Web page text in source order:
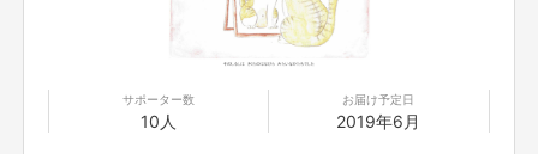
サポーター数
10人
お届け予定日
2019年6月